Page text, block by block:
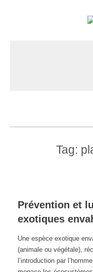
Tag:
Prévention et
exotiques
Une espèce exotique
(animale ou végétale),
l’introduction par